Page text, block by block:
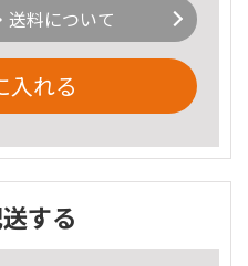
送料について
入れる
する